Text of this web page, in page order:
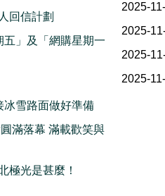
回信計劃
」及「網購星期一
冰雪路面做好準備
滿落幕 滿載歡笑與
極光是甚麼！
2025-
2025-
2025-
2025-